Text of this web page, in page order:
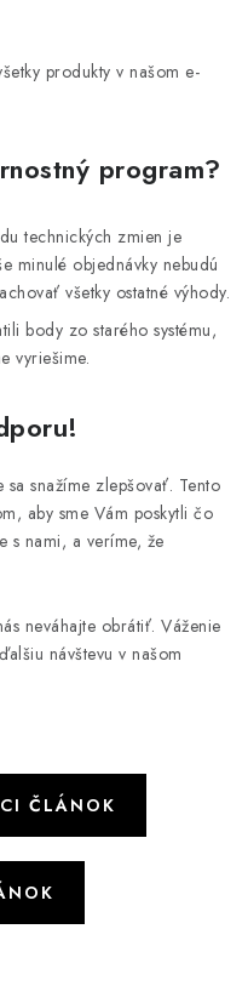
produkty v našom e-
program?
technických zmien je
minulé objednávky nebudú
všetky ostatné výhody.
body zo starého systému,
vyriešime.
snažíme zlepšovať. Tento
aby sme Vám poskytli čo
s nami, a veríme, že
neváhajte obrátiť. Váženie
návštevu v našom
ČLÁNOK